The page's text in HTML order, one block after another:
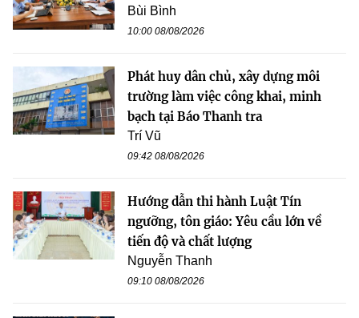
Bùi Bình
10:00 08/08/2026
Phát huy dân chủ, xây dựng môi
trường làm việc công khai, minh
bạch tại Báo Thanh tra
Trí Vũ
09:42 08/08/2026
Hướng dẫn thi hành Luật Tín
ngưỡng, tôn giáo: Yêu cầu lớn về
tiến độ và chất lượng
Nguyễn Thanh
09:10 08/08/2026